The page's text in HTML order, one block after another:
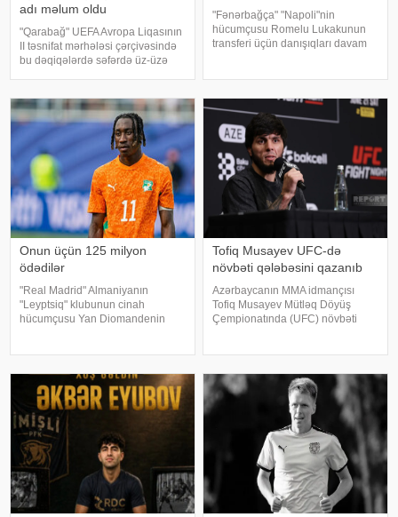
adı məlum oldu
"Qarabağ" UEFA Avropa Liqasının
II təsnifat mərhələsi çərçivəsində
bu dəqiqələrdə səfərdə üz-üzə
təqdirdə növbəti raundda İsrailin
"Makkabi"
"Fənərbağça" "Napoli"nin
hücumçusu Romelu Lukakunun
transferi üçün danışıqları davam
futbolçunun nümayəndəs
Onun üçün 125 milyon
ödədilər
"Real Madrid" Almaniyanın
"Leyptsiq" klubunun cinah
hücumçusu Yan Diomandenin
görə, Diomandenin transfe
Tofiq Musayev UFC-də
növbəti qələbəsini qazanıb
Azərbaycanın MMA idmançısı
Tofiq Musayev Mütləq Döyüş
Çempionatında (UFC) növbəti
slovakiyalı Lyudovit Kleynlə üz-
üzə gəlib. T. Musayev ikinc